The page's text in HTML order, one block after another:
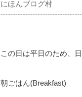
にほんブログ村
この日は平日のため、
朝ごはん(Breakfast)